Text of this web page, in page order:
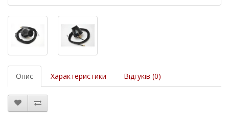
Опис Характеристики Відгуків (0)